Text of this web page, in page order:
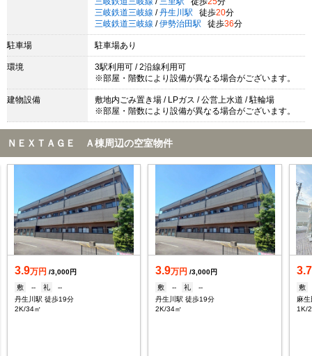
三岐鉄道三岐線 / 丹生川駅 徒歩20分
三岐鉄道三岐線 / 伊勢治田駅 徒歩36分
駐車場 駐車場あり
環境
3駅利用可 / 2沿線利用可
※部屋・階数により設備が異なる場合がございます。
建物設備
敷地内ごみ置き場 / LPガス / 公営上水道 / 駐輪場
※部屋・階数により設備が異なる場合がございます。
ＮＥＸＴＡＧＥ Ａ棟周辺の空室物件
3.9万円 /3,000円
敷
-- 礼
--
丹生川駅 徒歩19分
2K/34㎡
3.9万円 /3,000円
敷
-- 礼
--
丹生川駅 徒歩19分
2K/34㎡
3.7
敷
麻
1K/